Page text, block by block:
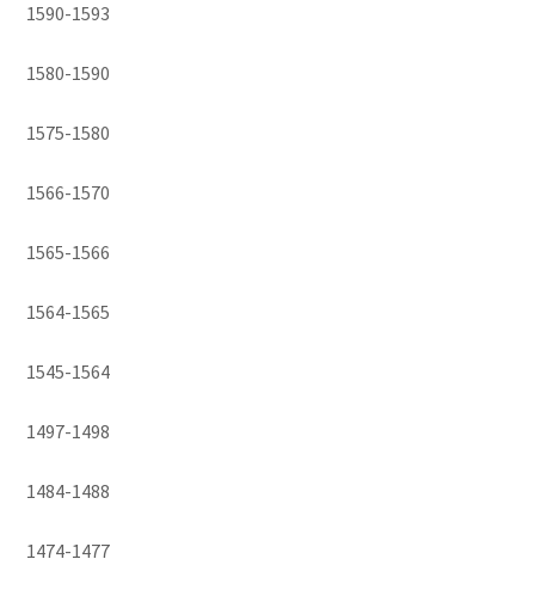
1590-1593
1580-1590
1575-1580
1566-1570
1565-1566
1564-1565
1545-1564
1497-1498
1484-1488
1474-1477